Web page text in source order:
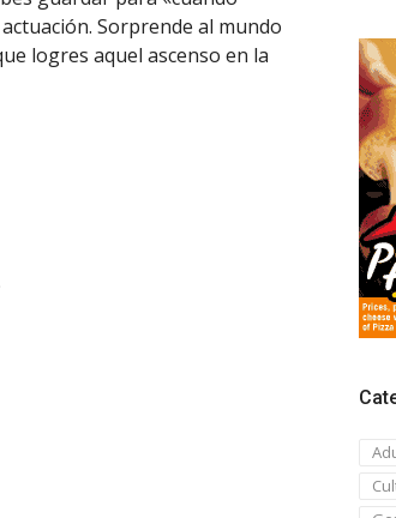
Sorprende al mundo
logres aquel ascenso en la